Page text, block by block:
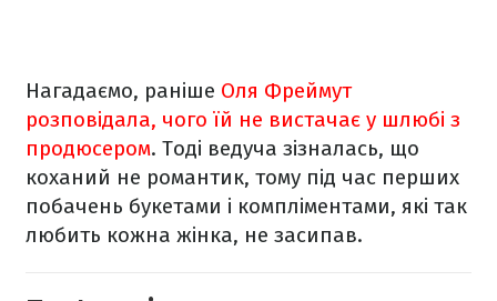
Нагадаємо, раніше Оля Фреймут
розповідала, чого їй не вистачає у шлюбі з
продюсером. Тоді ведуча зізналась, що
коханий не романтик, тому під час перших
побачень букетами і компліментами, які так
любить кожна жінка, не засипав.